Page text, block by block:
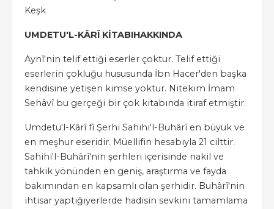
Keşk
UMDETU'L-KÂRÎ KİTABIHAKKINDA
Aynî'nin telif ettiği eserler çoktur. Telif ettiği
eserlerin çokluğu hususunda İbn Hacer'den başka
kendisine yetişen kimse yoktur. Nitekim İmam
Sehâvî bu gerçeği bir çok kitabında itiraf etmiştir.
Umdetü'l-Kârî fî Şerhi Sahihi'l-Buhârî en büyük ve
en meşhur eseridir. Müellifin hesabıyla 21 cilttir.
Sahihi'l-Buhârî'nin şerhleri içerisinde nakil ve
tahkik yönünden en geniş, araştırma ve fayda
bakımından en kapsamlı olan şerhidir. Buhârî'nin
ihtisar yaptığıyerlerde hadisin sevkini tamamlama